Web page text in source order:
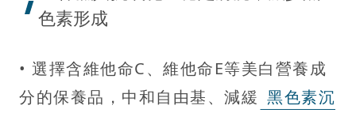
色素形成
• 選擇含維他命C、維他命E等美白營養成
分的保養品，中和自由基、減緩 黑色素沉